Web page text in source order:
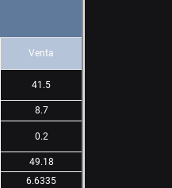
Venta
41.5
8.7
0.2
49.18
6.6335